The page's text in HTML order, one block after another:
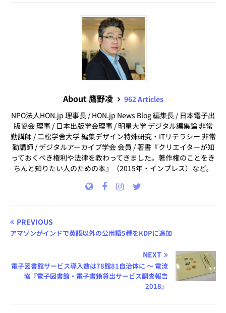
About 鷹野凌
962 Articles
NPO法人HON.jp 理事長 / HON.jp News Blog 編集長 / 日本電子出
版協会 理事 / 日本出版学会理事 / 明星大学 デジタル編集論 非常
勤講師 / 二松学舍大学 編集デザイン特殊研究・ITリテラシー 非常
勤講師 / デジタルアーカイブ学会 会員 / 著書『クリエイターが知
っておくべき権利や法律を教わってきました。著作権のことをき
ちんと知りたい人のための本』（2015年・インプレス）など。
PREVIOUS
アマゾンがインドで英語以外の公用語5種をKDPに追加
NEXT
電子図書館サービス導入数は78館81自治体に ～ 電流
協『電子図書館・電子書籍貸出サービス調査報告
2018』